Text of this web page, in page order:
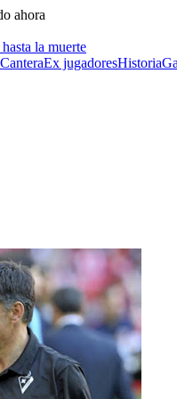
ahora
la muerte
CanteraEx jugadoresHistoria